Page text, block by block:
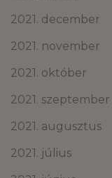
2021. december
2021. november
2021. október
2021. szeptember
2021. augusztus
2021. július